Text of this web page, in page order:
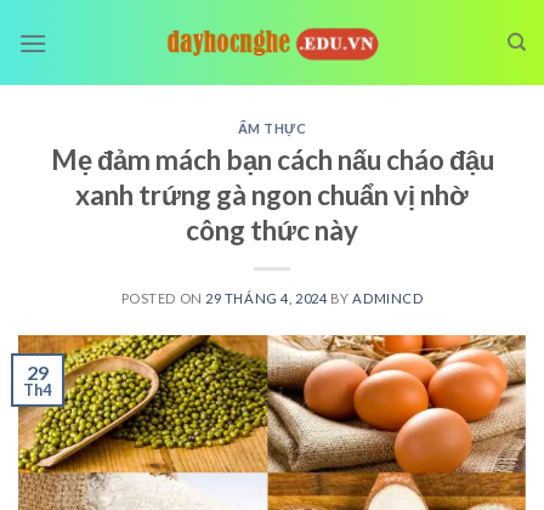
ẨM THỰC
Mẹ đảm mách bạn cách nấu cháo đậu
xanh trứng gà ngon chuẩn vị nhờ
công thức này
POSTED ON 29 THÁNG 4, 2024 BY ADMINCD
29
Th4